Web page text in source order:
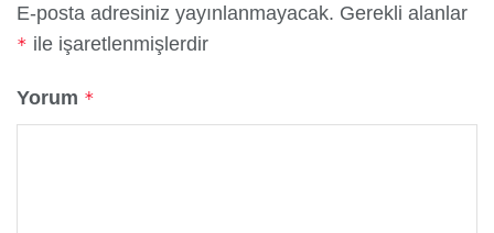
E-posta adresiniz yayınlanmayacak. Gerekli alanlar
* ile işaretlenmişlerdir
Yorum *